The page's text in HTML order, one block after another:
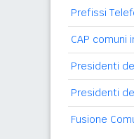
Prefissi
CAP comuni
Presidenti
Presidenti
Fusione